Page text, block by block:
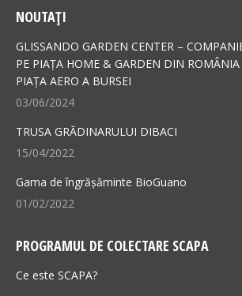
opens
in
new
window
opens
in
new
window
NOUTAȚI
GLISSANDO GARDEN CENTER –
PE PIAȚA HOME & GARDEN DIN
PIAȚA AERO A BURSEI
03/06/2024
TRUSA GRĂDINARULUI DIBACI
15/04/2022
Gama de îngrășăminte BioGuano
01/02/2022
PROGRAMUL DE COLECTARE SCAPA
Ce este SCAPA?